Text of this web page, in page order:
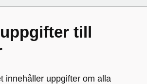
till
innehåller uppgifter om alla